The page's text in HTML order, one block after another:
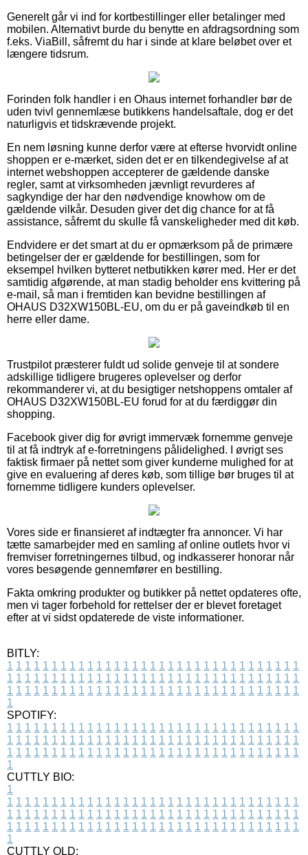
Generelt går vi ind for kortbestillinger eller betalinger med
mobilen. Alternativt burde du benytte en afdragsordning som
f.eks. ViaBill, såfremt du har i sinde at klare beløbet over et
længere tidsrum.
Forinden folk handler i en Ohaus internet forhandler bør de
uden tvivl gennemlæse butikkens handelsaftale, dog er det
naturligvis et tidskrævende projekt.
En nem løsning kunne derfor være at efterse hvorvidt online
shoppen er e-mærket, siden det er en tilkendegivelse af at
internet webshoppen accepterer de gældende danske
regler, samt at virksomheden jævnligt revurderes af
sagkyndige der har den nødvendige knowhow om de
gældende vilkår. Desuden giver det dig chance for at få
assistance, såfremt du skulle få vanskeligheder med dit køb.
Endvidere er det smart at du er opmærksom på de primære
betingelser der er gældende for bestillingen, som for
eksempel hvilken bytteret netbutikken kører med. Her er det
samtidig afgørende, at man stadig beholder ens kvittering på
e-mail, så man i fremtiden kan bevidne bestillingen af
OHAUS D32XW150BL-EU, om du er på gaveindkøb til en
herre eller dame.
Trustpilot præsterer fuldt ud solide genveje til at sondere
adskillige tidligere brugeres oplevelser og derfor
rekommanderer vi, at du besigtiger netshoppens omtaler af
OHAUS D32XW150BL-EU forud for at du færdiggør din
shopping.
Facebook giver dig for øvrigt immervæk fornemme genveje
til at få indtryk af e-forretningens pålidelighed. I øvrigt ses
faktisk firmaer på nettet som giver kunderne mulighed for at
give en evaluering af deres køb, som tillige bør bruges til at
fornemme tidligere kunders oplevelser.
Vores side er finansieret af indtægter fra annoncer. Vi har
tætte samarbejder med en samling af online outlets hvor vi
fremviser forretningernes tilbud, og indkasserer honorar når
vores besøgende gennemfører en bestilling.
Fakta omkring produkter og butikker på nettet opdateres ofte,
men vi tager forbehold for rettelser der er blevet foretaget
efter at vi sidst opdaterede de viste informationer.
BITLY:
1 1 1 1 1 1 1 1 1 1 1 1 1 1 1 1 1 1 1 1 1 1 1 1 1 1 1 1 1 1 1 1 1
1 1 1 1 1 1 1 1 1 1 1 1 1 1 1 1 1 1 1 1 1 1 1 1 1 1 1 1 1 1 1 1 1
1 1 1 1 1 1 1 1 1 1 1 1 1 1 1 1 1 1 1 1 1 1 1 1 1 1 1 1 1 1 1 1 1
1
SPOTIFY:
1 1 1 1 1 1 1 1 1 1 1 1 1 1 1 1 1 1 1 1 1 1 1 1 1 1 1 1 1 1 1 1 1
1 1 1 1 1 1 1 1 1 1 1 1 1 1 1 1 1 1 1 1 1 1 1 1 1 1 1 1 1 1 1 1 1
1 1 1 1 1 1 1 1 1 1 1 1 1 1 1 1 1 1 1 1 1 1 1 1 1 1 1 1 1 1 1 1 1
1
CUTTLY BIO:
1
1 1 1 1 1 1 1 1 1 1 1 1 1 1 1 1 1 1 1 1 1 1 1 1 1 1 1 1 1 1 1 1 1
1 1 1 1 1 1 1 1 1 1 1 1 1 1 1 1 1 1 1 1 1 1 1 1 1 1 1 1 1 1 1 1 1
1 1 1 1 1 1 1 1 1 1 1 1 1 1 1 1 1 1 1 1 1 1 1 1 1 1 1 1 1 1 1 1 1
1
CUTTLY OLD: